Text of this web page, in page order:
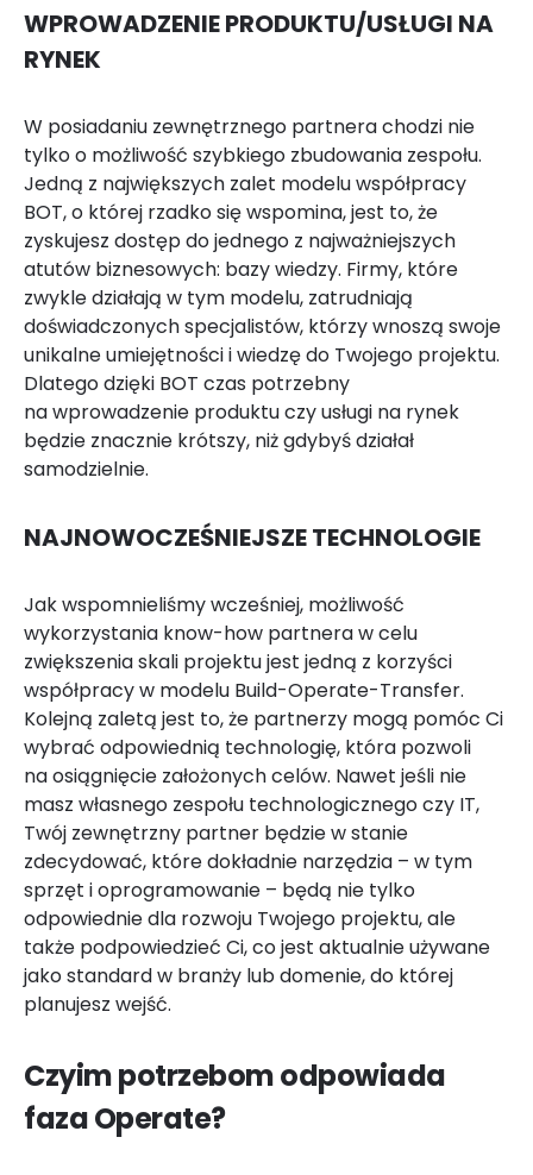
WPROWADZENIE PRODUKTU/USŁUGI NA
RYNEK
W posiadaniu zewnętrznego partnera chodzi nie
tylko o możliwość szybkiego zbudowania zespołu.
Jedną z największych zalet modelu współpracy
BOT, o której rzadko się wspomina, jest to, że
zyskujesz dostęp do jednego z najważniejszych
atutów biznesowych: bazy wiedzy. Firmy, które
zwykle działają w tym modelu, zatrudniają
doświadczonych specjalistów, którzy wnoszą swoje
unikalne umiejętności i wiedzę do Twojego projektu.
Dlatego dzięki BOT czas potrzebny
na wprowadzenie produktu czy usługi na rynek
będzie znacznie krótszy, niż gdybyś działał
samodzielnie.
NAJNOWOCZEŚNIEJSZE TECHNOLOGIE
Jak wspomnieliśmy wcześniej, możliwość
wykorzystania know-how partnera w celu
zwiększenia skali projektu jest jedną z korzyści
współpracy w modelu Build-Operate-Transfer.
Kolejną zaletą jest to, że partnerzy mogą pomóc Ci
wybrać odpowiednią technologię, która pozwoli
na osiągnięcie założonych celów. Nawet jeśli nie
masz własnego zespołu technologicznego czy IT,
Twój zewnętrzny partner będzie w stanie
zdecydować, które dokładnie narzędzia – w tym
sprzęt i oprogramowanie – będą nie tylko
odpowiednie dla rozwoju Twojego projektu, ale
także podpowiedzieć Ci, co jest aktualnie używane
jako standard w branży lub domenie, do której
planujesz wejść.
Czyim potrzebom odpowiada
faza Operate?